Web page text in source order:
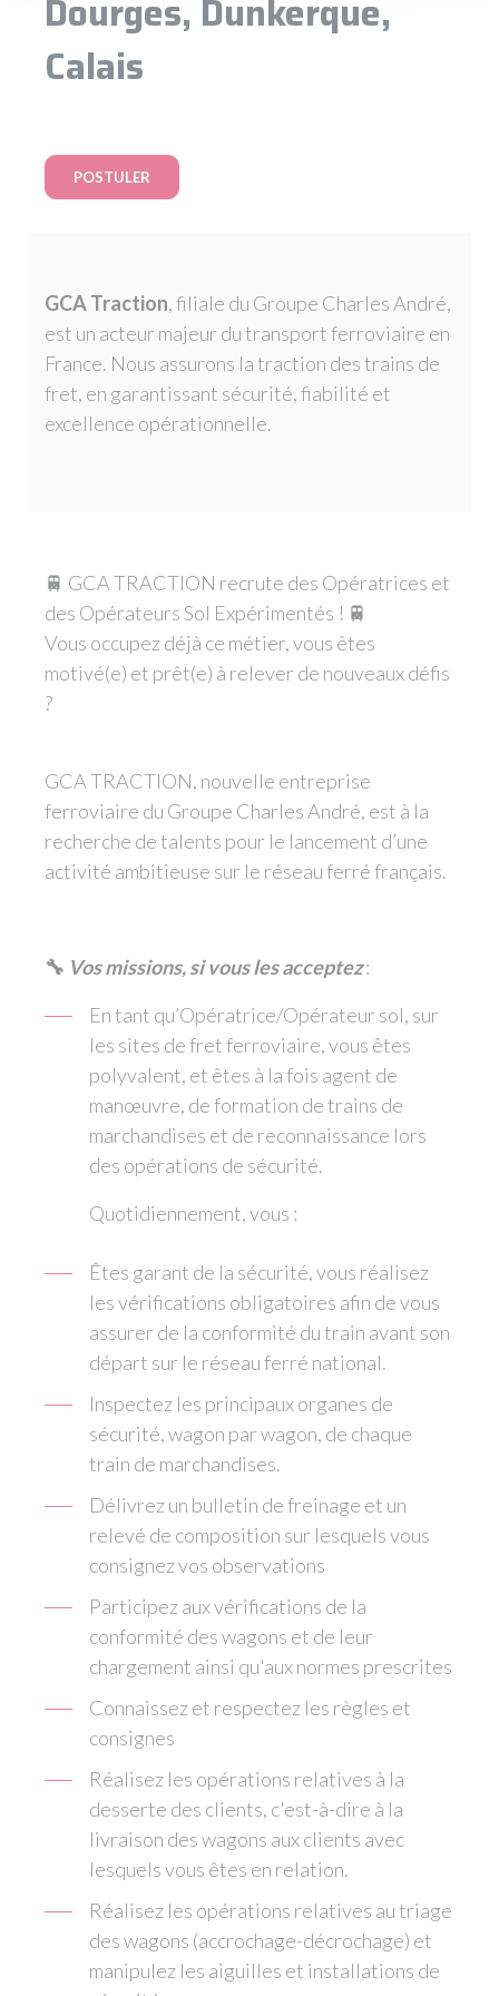
Dourges, Dunkerque,
Calais
POSTULER
GCA Traction, filiale du Groupe Charles André,
est un acteur majeur du transport ferroviaire en
France. Nous assurons la traction des trains de
fret, en garantissant sécurité, fiabilité et
excellence opérationnelle.
🚆 GCA TRACTION recrute des Opératrices et
des Opérateurs Sol Expérimentés ! 🚆
Vous occupez déjà ce métier, vous êtes
motivé(e) et prêt(e) à relever de nouveaux défis
?
GCA TRACTION, nouvelle entreprise
ferroviaire du Groupe Charles André, est à la
recherche de talents pour le lancement d’une
activité ambitieuse sur le réseau ferré français.
🔧 Vos missions, si vous les acceptez:
En tant qu’Opératrice/Opérateur sol, sur
les sites de fret ferroviaire, vous êtes
polyvalent, et êtes à la fois agent de
manœuvre, de formation de trains de
marchandises et de reconnaissance lors
des opérations de sécurité.
Quotidiennement, vous :
Êtes garant de la sécurité, vous réalisez
les vérifications obligatoires afin de vous
assurer de la conformité du train avant son
départ sur le réseau ferré national.
Inspectez les principaux organes de
sécurité, wagon par wagon, de chaque
train de marchandises.
Délivrez un bulletin de freinage et un
relevé de composition sur lesquels vous
consignez vos observations
Participez aux vérifications de la
conformité des wagons et de leur
chargement ainsi qu'aux normes prescrites
Connaissez et respectez les règles et
consignes
Réalisez les opérations relatives à la
desserte des clients, c'est-à-dire à la
livraison des wagons aux clients avec
lesquels vous êtes en relation.
Réalisez les opérations relatives au triage
des wagons (accrochage-décrochage) et
manipulez les aiguilles et installations de